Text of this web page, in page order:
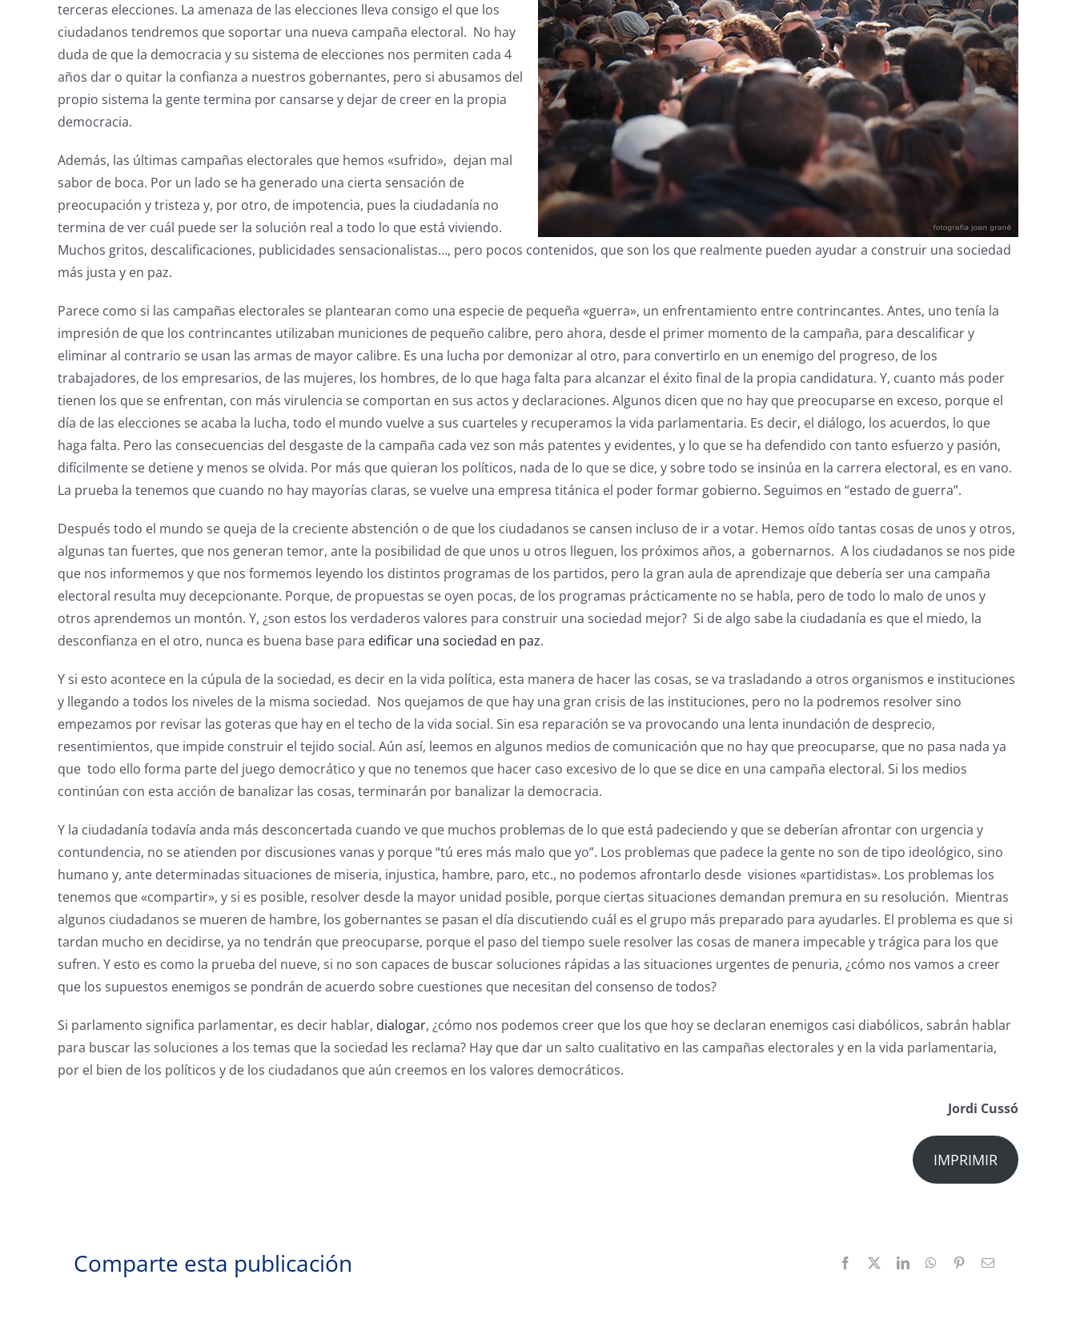
terceras elecciones. La amenaza de las elecciones lleva consigo el que los
ciudadanos tendremos que soportar una nueva campaña electoral. No hay
duda de que la democracia y su sistema de elecciones nos permiten cada 4
años dar o quitar la confianza a nuestros gobernantes, pero si abusamos del
propio sistema la gente termina por cansarse y dejar de creer en la propia
democracia.
Además, las últimas campañas electorales que hemos «sufrido», dejan mal
sabor de boca. Por un lado se ha generado una cierta sensación de
preocupación y tristeza y, por otro, de impotencia, pues la ciudadanía no
termina de ver cuál puede ser la solución real a todo lo que está viviendo.
Muchos gritos, descalificaciones, publicidades sensacionalistas…, pero pocos contenidos, que son los que realmente pueden ayudar a construir una sociedad
más justa y en paz.
Parece como si las campañas electorales se plantearan como una especie de pequeña «guerra», un enfrentamiento entre contrincantes. Antes, uno tenía la
impresión de que los contrincantes utilizaban municiones de pequeño calibre, pero ahora, desde el primer momento de la campaña, para descalificar y
eliminar al contrario se usan las armas de mayor calibre. Es una lucha por demonizar al otro, para convertirlo en un enemigo del progreso, de los
trabajadores, de los empresarios, de las mujeres, los hombres, de lo que haga falta para alcanzar el éxito final de la propia candidatura. Y, cuanto más poder
tienen los que se enfrentan, con más virulencia se comportan en sus actos y declaraciones. Algunos dicen que no hay que preocuparse en exceso, porque el
día de las elecciones se acaba la lucha, todo el mundo vuelve a sus cuarteles y recuperamos la vida parlamentaria. Es decir, el diálogo, los acuerdos, lo que
haga falta. Pero las consecuencias del desgaste de la campaña cada vez son más patentes y evidentes, y lo que se ha defendido con tanto esfuerzo y pasión,
difícilmente se detiene y menos se olvida. Por más que quieran los políticos, nada de lo que se dice, y sobre todo se insinúa en la carrera electoral, es en vano.
La prueba la tenemos que cuando no hay mayorías claras, se vuelve una empresa titánica el poder formar gobierno. Seguimos en “estado de guerra”.
Después todo el mundo se queja de la creciente abstención o de que los ciudadanos se cansen incluso de ir a votar. Hemos oído tantas cosas de unos y otros,
algunas tan fuertes, que nos generan temor, ante la posibilidad de que unos u otros lleguen, los próximos años, a gobernarnos. A los ciudadanos se nos pide
que nos informemos y que nos formemos leyendo los distintos programas de los partidos, pero la gran aula de aprendizaje que debería ser una campaña
electoral resulta muy decepcionante. Porque, de propuestas se oyen pocas, de los programas prácticamente no se habla, pero de todo lo malo de unos y
otros aprendemos un montón. Y, ¿son estos los verdaderos valores para construir una sociedad mejor? Si de algo sabe la ciudadanía es que el miedo, la
desconfianza en el otro, nunca es buena base para edificar una sociedad en paz.
Y si esto acontece en la cúpula de la sociedad, es decir en la vida política, esta manera de hacer las cosas, se va trasladando a otros organismos e instituciones
y llegando a todos los niveles de la misma sociedad. Nos quejamos de que hay una gran crisis de las instituciones, pero no la podremos resolver sino
empezamos por revisar las goteras que hay en el techo de la vida social. Sin esa reparación se va provocando una lenta inundación de desprecio,
resentimientos, que impide construir el tejido social. Aún así, leemos en algunos medios de comunicación que no hay que preocuparse, que no pasa nada ya
que todo ello forma parte del juego democrático y que no tenemos que hacer caso excesivo de lo que se dice en una campaña electoral. Si los medios
continúan con esta acción de banalizar las cosas, terminarán por banalizar la democracia.
Y la ciudadanía todavía anda más desconcertada cuando ve que muchos problemas de lo que está padeciendo y que se deberían afrontar con urgencia y
contundencia, no se atienden por discusiones vanas y porque “tú eres más malo que yo”. Los problemas que padece la gente no son de tipo ideológico, sino
humano y, ante determinadas situaciones de miseria, injustica, hambre, paro, etc., no podemos afrontarlo desde visiones «partidistas». Los problemas los
tenemos que «compartir», y si es posible, resolver desde la mayor unidad posible, porque ciertas situaciones demandan premura en su resolución. Mientras
algunos ciudadanos se mueren de hambre, los gobernantes se pasan el día discutiendo cuál es el grupo más preparado para ayudarles. El problema es que si
tardan mucho en decidirse, ya no tendrán que preocuparse, porque el paso del tiempo suele resolver las cosas de manera impecable y trágica para los que
sufren. Y esto es como la prueba del nueve, si no son capaces de buscar soluciones rápidas a las situaciones urgentes de penuria, ¿cómo nos vamos a creer
que los supuestos enemigos se pondrán de acuerdo sobre cuestiones que necesitan del consenso de todos?
Si parlamento significa parlamentar, es decir hablar, dialogar, ¿cómo nos podemos creer que los que hoy se declaran enemigos casi diabólicos, sabrán hablar
para buscar las soluciones a los temas que la sociedad les reclama? Hay que dar un salto cualitativo en las campañas electorales y en la vida parlamentaria,
por el bien de los políticos y de los ciudadanos que aún creemos en los valores democráticos.
Jordi Cussó
IMPRIMIR
Comparte esta publicación